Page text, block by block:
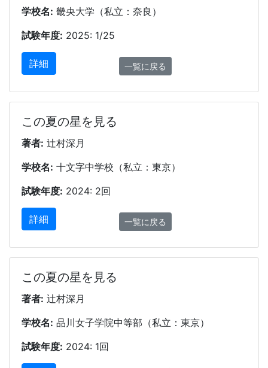
学校名: 畿央大学（私立：奈良）
試験年度: 2025: 1/25
詳細 一覧に戻る
この夏の星を見る
著者: 辻村深月
学校名: 十文字中学校（私立：東京）
試験年度: 2024: 2回
詳細 一覧に戻る
この夏の星を見る
著者: 辻村深月
学校名: 品川女子学院中等部（私立：東京）
試験年度: 2024: 1回